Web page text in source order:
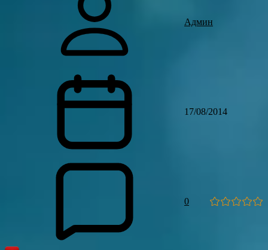
Админ
17/08/2014
0